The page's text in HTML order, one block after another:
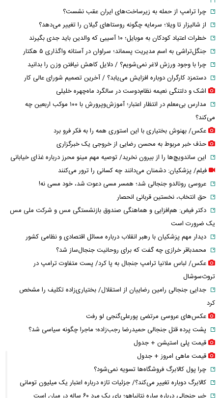
چرا ترامپ از حمله به زیرساخت‌های ایران عقب نشست؟
از شالیزار تا ویلا؛ سرمایه چگونه روستاهای گیلان را تغییر می‌دهد؟
خطرات اعتیاد کودکان به موبایل؛ ۱۰ آسیبی که والدین باید جدی بگیرند
جنگل‌تراشی به اسم مدیریت پسماند؛ سراوان در آستانه واگذاری ۵ هکتار
چرا با وجود ورزش لاغر نمی‌شویم؟ / دلایل کاهش نیافتن وزن را بدانید
دستمزد کارگران دوباره افزایش می‌یابد؟ / آخرین تصمیم شورای عالی کار
اشک و دلتنگی نعیمه نظام‌دوست در سالگرد ماه‌چهره خلیلی
مدارس بی‌معلم در انتظار اعتبار؛ آموزش‌وپرورش با ۱۰۰ موکب اربعین چه
می‌کند؟
عکس/ بهنوش بختیاری با این استوری همه را به فکر فرو برد
حذف خبر مربوط به محسن رضایی از خروجی یک خبرگزاری
این ساندویچ‌ها را از بیرون نخرید/ توصیه مهم مینو محرز درباره غذای خیابانی
فیلم/ پزشکیان: دشمنان می‌دانند چه کسانی را ترور می‌کنند
عروسی رونالدو جنجالی شد؛ همسر مسی دعوت شد، خود مسی نه!
حق انتخاب، نخستین قربانی انحصار
دکتر فیض: هم‌افزایی و هماهنگی صندوق بازنشستگی مس و شرکت ملی مس
یک ضرورت است
دیدار مهم پزشکیان با رهبر انقلاب درباره مسائل اقتصادی و نظامی کشور
محمدباقر خرازی چه گفت که برای روحانیت جنجال‌ساز شد؟
عکس/ لباس ملانیا ترامپ جنجال به پا کرد/ پست متفاوت ترامپ در
تروث‌سوشال
جدایی جنجالی رامین رضاییان از استقلال/ بختیاری‌زاده تکلیف را مشخص
کرد
عکس‌های عروسی مرتضی پورعلی‌گنجی لو رفت
پشت پرده قتل جنجالی حمیدرضا رجب‌زاده؛ ماجرا چگونه سیاسی شد؟
قیمت پلی استیشن + جدول
قیمت ماهی امروز + جدول
چرا پول کالابرگ فروشگاه‌ها تسویه نمی‌شود؟
کالابرگ دوباره تغییر می‌کند؟/ جزئیات تازه درباره اعتبار یک میلیون تومانی